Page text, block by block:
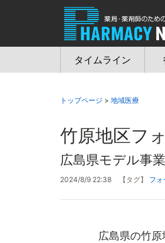
タイムライン
トップページ > 地域医療
竹原地区フ
広島県モデル事
2024/8/9 22:38 【タグ】 フォ
広島県の竹原